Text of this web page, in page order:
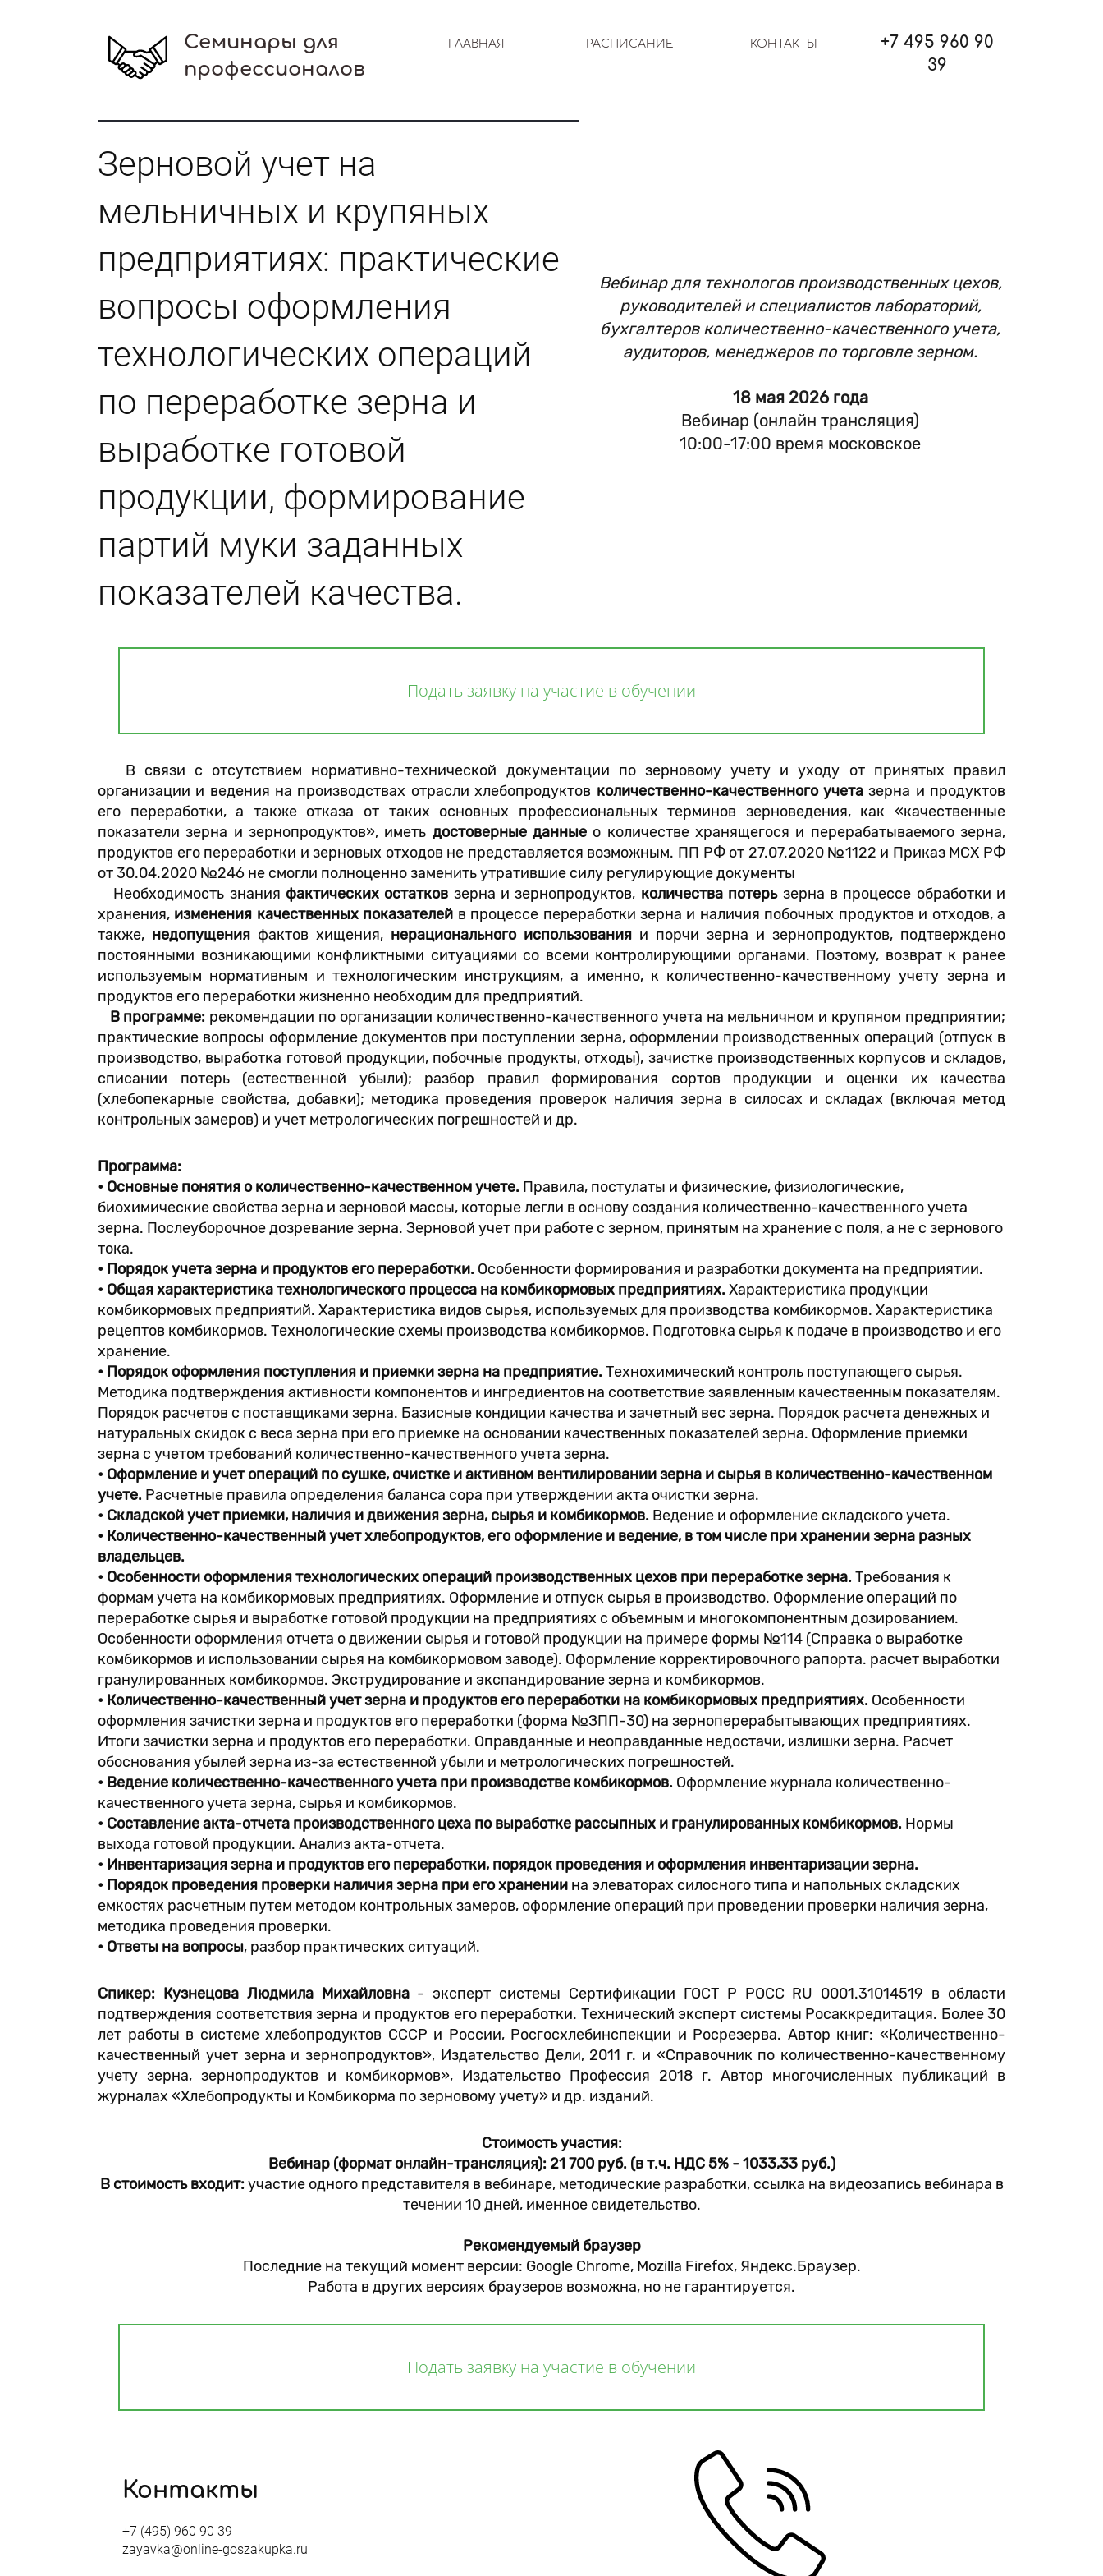
Семинары для
профессионалов
ГЛАВНАЯ РАСПИСАНИЕ КОНТАКТЫ
+7 495 960 90
39
Зерновой учет на
мельничных и крупяных
предприятиях: практические
вопросы оформления
технологических операций
по переработке зерна и
выработке готовой
продукции, формирование
партий муки заданных
показателей качества.
Вебинар для технологов производственных цехов,
руководителей и специалистов лабораторий,
бухгалтеров количественно-качественного учета,
аудиторов, менеджеров по торговле зерном.
18 мая 2026 года
Вебинар (онлайн трансляция)
10:00-17:00 время московское
Подать заявку на участие в обучении
В связи с отсутствием нормативно-технической документации по зерновому учету и уходу от принятых правил
организации и ведения на производствах отрасли хлебопродуктов количественно-качественного учетазерна и продуктов
его переработки, а также отказа от таких основных профессиональных терминов зерноведения, как «качественные
показатели зерна и зернопродуктов», иметь достоверные данные о количестве хранящегося и перерабатываемого зерна,
продуктов его переработки и зерновых отходов не представляется возможным. ПП РФ от 27.07.2020 №1122 и Приказ МСХ РФ
от 30.04.2020 №246 не смогли полноценно заменить утратившие силу регулирующие документы
Необходимость знания фактических остатков зерна и зернопродуктов, количества потерьзерна в процессе обработки и
хранения, изменения качественных показателей в процессе переработки зерна и наличия побочных продуктов и отходов, а
также, недопущения фактов хищения, нерационального использования и порчи зерна и зернопродуктов, подтверждено
постоянными возникающими конфликтными ситуациями со всеми контролирующими органами. Поэтому, возврат к ранее
используемым нормативным и технологическим инструкциям, а именно, к количественно-качественному учету зерна и
продуктов его переработки жизненно необходим для предприятий.
В программе: рекомендации по организации количественно-качественного учета на мельничном и крупяном предприятии;
практические вопросы оформление документов при поступлении зерна, оформлении производственных операций (отпуск в
производство, выработка готовой продукции, побочные продукты, отходы), зачистке производственных корпусов и складов,
списании потерь (естественной убыли); разбор правил формирования сортов продукции и оценки их качества
(хлебопекарные свойства, добавки); методика проведения проверок наличия зерна в силосах и складах (включая метод
контрольных замеров) и учет метрологических погрешностей и др.
Программа:
• Основные понятия о количественно-качественном учете. Правила, постулаты и физические, физиологические,
биохимические свойства зерна и зерновой массы, которые легли в основу создания количественно-качественного учета
зерна. Послеуборочное дозревание зерна. Зерновой учет при работе с зерном, принятым на хранение с поля, а не с зернового
тока.
• Порядок учета зерна и продуктов его переработки. Особенности формирования и разработки документа на предприятии.
• Общая характеристика технологического процесса на комбикормовых предприятиях. Характеристика продукции
комбикормовых предприятий. Характеристика видов сырья, используемых для производства комбикормов. Характеристика
рецептов комбикормов. Технологические схемы производства комбикормов. Подготовка сырья к подаче в производство и его
хранение.
• Порядок оформления поступления и приемки зерна на предприятие. Технохимический контроль поступающего сырья.
Методика подтверждения активности компонентов и ингредиентов на соответствие заявленным качественным показателям.
Порядок расчетов с поставщиками зерна. Базисные кондиции качества и зачетный вес зерна. Порядок расчета денежных и
натуральных скидок с веса зерна при его приемке на основании качественных показателей зерна. Оформление приемки
зерна с учетом требований количественно-качественного учета зерна.
• Оформление и учет операций по сушке, очистке и активном вентилировании зерна и сырья в количественно-качественном
учете. Расчетные правила определения баланса сора при утверждении акта очистки зерна.
• Складской учет приемки, наличия и движения зерна, сырья и комбикормов. Ведение и оформление складского учета.
• Количественно-качественный учет хлебопродуктов, его оформление и ведение, в том числе при хранении зерна разных
владельцев.
• Особенности оформления технологических операций производственных цехов при переработке зерна. Требования к
формам учета на комбикормовых предприятиях. Оформление и отпуск сырья в производство. Оформление операций по
переработке сырья и выработке готовой продукции на предприятиях с объемным и многокомпонентным дозированием.
Особенности оформления отчета о движении сырья и готовой продукции на примере формы №114 (Справка о выработке
комбикормов и использовании сырья на комбикормовом заводе). Оформление корректировочного рапорта. расчет выработки
гранулированных комбикормов. Экструдирование и экспандирование зерна и комбикормов.
• Количественно-качественный учет зерна и продуктов его переработки на комбикормовых предприятиях. Особенности
оформления зачистки зерна и продуктов его переработки (форма №ЗПП-30) на зерноперерабытывающих предприятиях.
Итоги зачистки зерна и продуктов его переработки. Оправданные и неоправданные недостачи, излишки зерна. Расчет
обоснования убылей зерна из-за естественной убыли и метрологических погрешностей.
• Ведение количественно-качественного учета при производстве комбикормов. Оформление журнала количественно-
качественного учета зерна, сырья и комбикормов.
• Составление акта-отчета производственного цеха по выработке рассыпных и гранулированных комбикормов. Нормы
выхода готовой продукции. Анализ акта-отчета.
• Инвентаризация зерна и продуктов его переработки, порядок проведения и оформления инвентаризации зерна.
• Порядок проведения проверки наличия зерна при его хранении на элеваторах силосного типа и напольных складских
емкостях расчетным путем методом контрольных замеров, оформление операций при проведении проверки наличия зерна,
методика проведения проверки.
• Ответы на вопросы, разбор практических ситуаций.
Спикер: Кузнецова Людмила Михайловна- эксперт системы Сертификации ГОСТ Р РОСС RU 0001.31014519 в области
подтверждения соответствия зерна и продуктов его переработки. Технический эксперт системы Росаккредитация. Более 30
лет работы в системе хлебопродуктов СССР и России, Росгосхлебинспекции и Росрезерва. Автор книг: «Количественно-
качественный учет зерна и зернопродуктов», Издательство Дели, 2011 г. и «Справочник по количественно-качественному
учету зерна, зернопродуктов и комбикормов», Издательство Профессия 2018 г. Автор многочисленных публикаций в
журналах «Хлебопродукты и Комбикорма по зерновому учету» и др. изданий.
Стоимость участия:
Вебинар (формат онлайн-трансляция): 21 700 руб. (в т.ч. НДС 5% - 1033,33 руб.)
В стоимость входит:участие одного представителя в вебинаре, методические разработки, ссылка на видеозапись вебинара в
течении 10 дней, именное свидетельство.
Рекомендуемый браузер
Последние на текущий момент версии: Google Chrome, Mozilla Firefox, Яндекс.Браузер.
Работа в других версиях браузеров возможна, но не гарантируется.
Подать заявку на участие в обучении
Контакты
+7 (495) 960 90 39
zayavka@online-goszakupka.ru